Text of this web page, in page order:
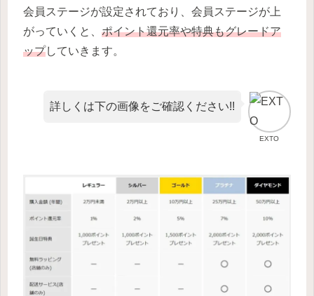
会員ステージが設定されており、会員ステージが上
がっていくと、 ポイント還元率や特典もグレードア
ップしていきます。
EXTO
詳しくは下の画像をご確認ください!!